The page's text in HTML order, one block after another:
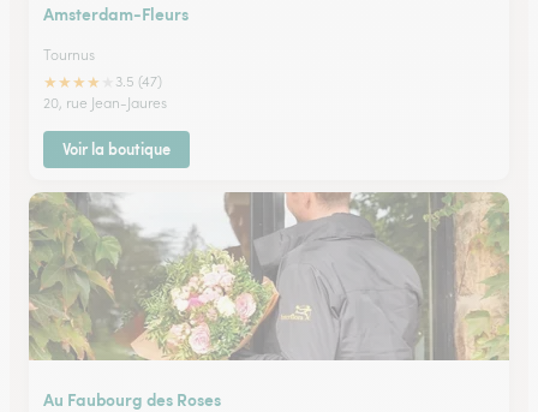
Amsterdam-Fleurs
Tournus
★★★★
3.5 (47)
20, rue Jean-Jaures
Voir la boutique
Au Faubourg des Roses